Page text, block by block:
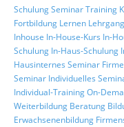
SchulungSeminarTraining
Fortbildung Lernen Lehrgang
Inhouse In-House-Kurs In-
Schulung In-Haus-Schulung
Hausinternes Seminar
Seminar Individuelles
Individual-TrainingOn-
Weiterbildung Beratung
Erwachsenenbildung